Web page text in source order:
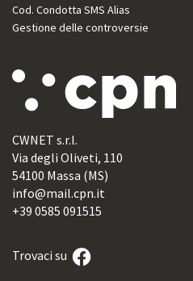
Cod. Condotta SMS Alias
Gestione delle controversie
CWNET s.r.l.
Via degli Oliveti, 110
54100 Massa (MS)
info@mail.cpn.it
+39 0585 091515
Trovaci su